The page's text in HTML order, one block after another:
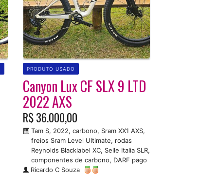
Canyon Lux CF SLX 9 LTD
2022 AXS
R$ 36.000,00
Tam S, 2022, carbono, Sram XX1 AXS,
freios Sram Level Ultimate, rodas
Reynolds Blacklabel XC, Selle Italia SLR,
componentes de carbono, DARF pago
Ricardo C Souza
PRODUTO USADO